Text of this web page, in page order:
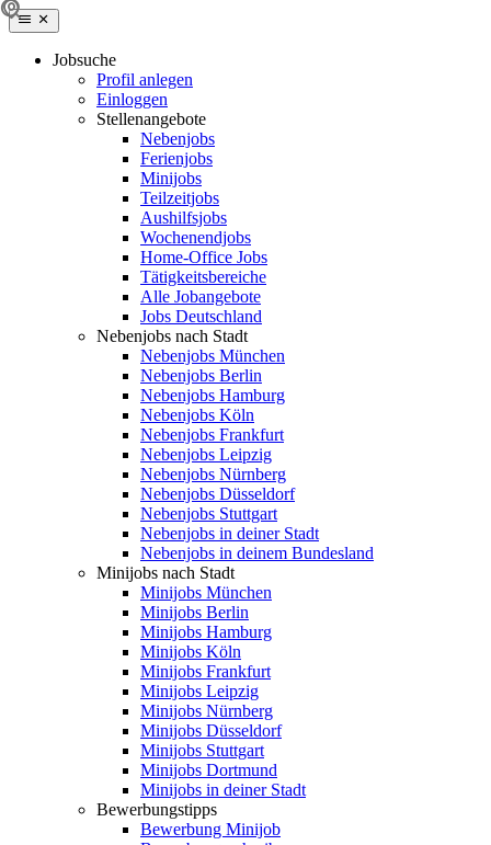
Jobsuche
Profil anlegen
Einloggen
Stellenangebote
Nebenjobs
Ferienjobs
Minijobs
Teilzeitjobs
Aushilfsjobs
Wochenendjobs
Home-Office Jobs
Tätigkeitsbereiche
Alle Jobangebote
Jobs Deutschland
Nebenjobs nach Stadt
Nebenjobs München
Nebenjobs Berlin
Nebenjobs Hamburg
Nebenjobs Köln
Nebenjobs Frankfurt
Nebenjobs Leipzig
Nebenjobs Nürnberg
Nebenjobs Düsseldorf
Nebenjobs Stuttgart
Nebenjobs in deiner Stadt
Nebenjobs in deinem Bundesland
Minijobs nach Stadt
Minijobs München
Minijobs Berlin
Minijobs Hamburg
Minijobs Köln
Minijobs Frankfurt
Minijobs Leipzig
Minijobs Nürnberg
Minijobs Düsseldorf
Minijobs Stuttgart
Minijobs Dortmund
Minijobs in deiner Stadt
Bewerbungstipps
Bewerbung Minijob